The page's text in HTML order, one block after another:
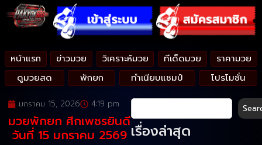
หน้าแรก ข่าวมวย วิเคราะห์มวย ทีเด็ดมวย
ราคามวย
ดูมวยสด
พักยก ทำเนียบแชมป์ โปรโมชั่น
มกราคม 15, 2026 4:19 pm
มวยพักยก ศึกเพชรยินดี
วันที่ 15 มกราคม 2569 เรื่องล่าสุด